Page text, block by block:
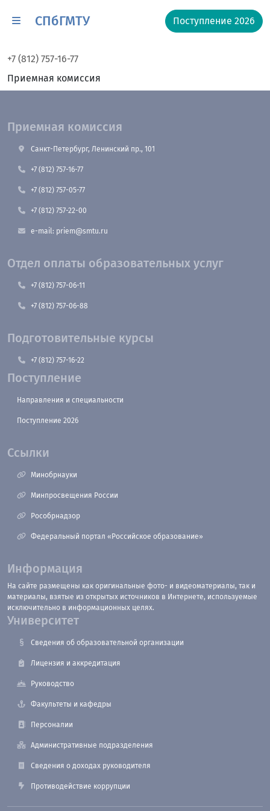
СПбГМТУ Поступление 2026
+7 (812) 757-16-77
Приемная комиссия
Приемная комиссия
Санкт-Петербург, Ленинский пр., 101
+7 (812) 757-16-77
+7 (812) 757-05-77
+7 (812) 757-22-00
e-mail: priem@smtu.ru
Отдел оплаты образовательных услуг
+7 (812) 757-06-11
+7 (812) 757-06-88
Подготовительные курсы
+7 (812) 757-16-22
Поступление
Направления и специальности
Поступление 2026
Ссылки
Минобрнауки
Минпросвещения России
Рособрнадзор
Федеральный портал «Российское образование»
Информация
На сайте размещены как оригинальные фото- и видеоматериалы, так и
материалы, взятые из открытых источников в Интернете, используемые
исключительно в информационных целях.
Университет
Сведения об образовательной организации
Лицензия и аккредитация
Руководство
Факультеты и кафедры
Персоналии
Административные подразделения
Сведения о доходах руководителя
Противодействие коррупции